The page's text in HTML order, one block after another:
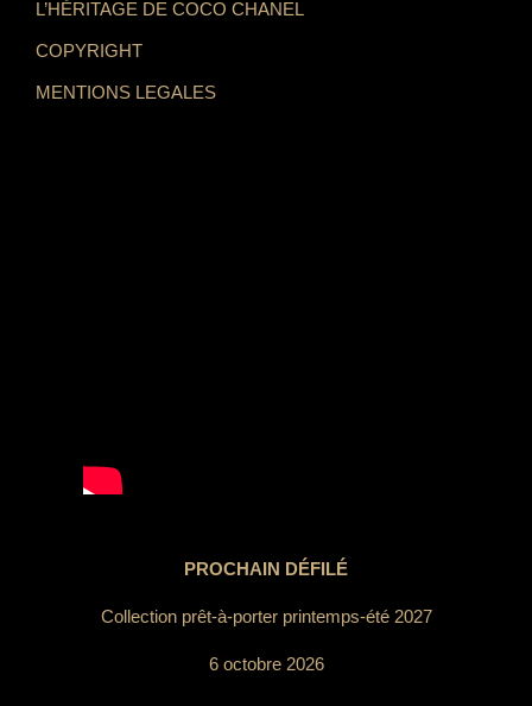
L’HÉRITAGE DE COCO CHANEL
COPYRIGHT
MENTIONS LEGALES
PROCHAIN DÉFILÉ
Collection prêt-à-porter printemps-été 2027
6 octobre 2026